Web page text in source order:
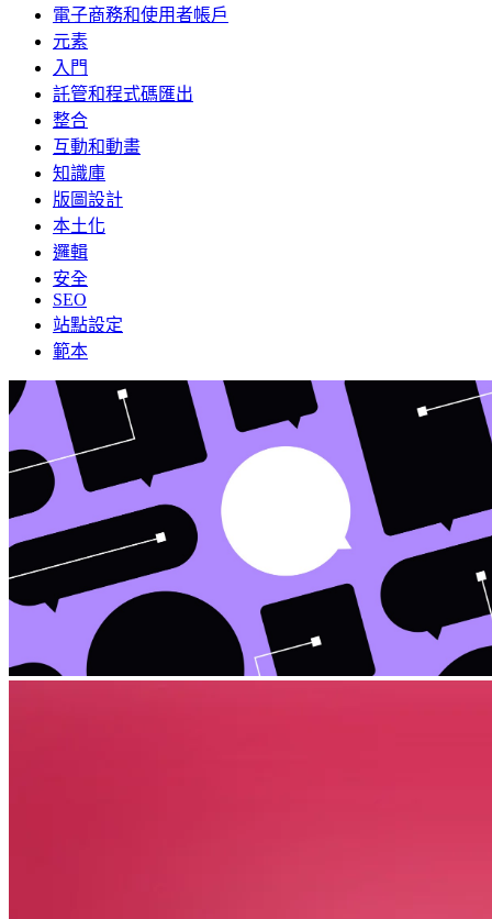
電子商務和使用者帳戶
元素
入門
託管和程式碼匯出
整合
互動和動畫
知識庫
版圖設計
本土化
邏輯
安全
SEO
站點設定
範本